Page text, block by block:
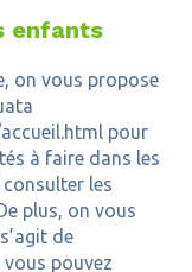
enfants
on vous propose
pour
à faire dans les
les
plus, on vous
de
pouvez